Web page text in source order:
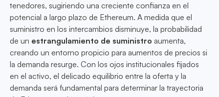
tenedores, sugiriendo una creciente confianza en el
potencial a largo plazo de Ethereum. A medida que el
suministro en los intercambios disminuye, la probabilidad
de un estrangulamiento de suministro aumenta,
creando un entorno propicio para aumentos de precios si
la demanda resurge. Con los ojos institucionales fijados
en el activo, el delicado equilibrio entre la oferta y la
demanda será fundamental para determinar la trayectoria